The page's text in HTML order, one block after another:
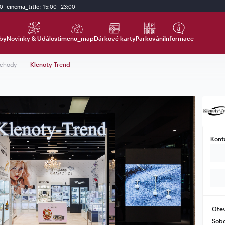
cinema_title: 15:00 - 23:00
Novinky & Událostimenu_mapDárkové kartyParkováníInformace
Klenoty Trend